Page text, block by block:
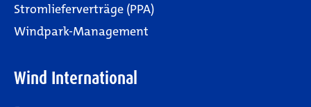
Stromlieferverträge (PPA)
Windpark-Management
Wind International